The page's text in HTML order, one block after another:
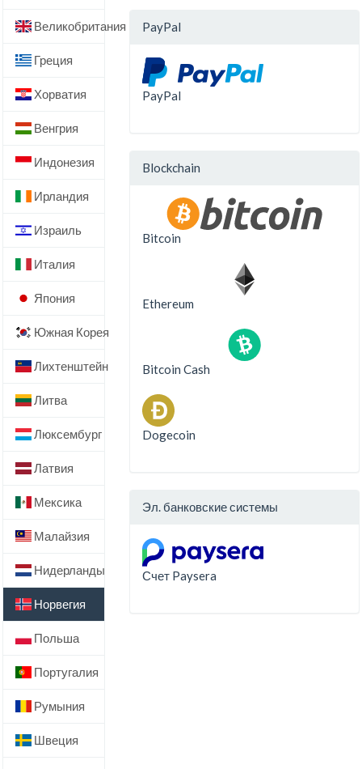
Великобритания
Греция
Хорватия
Венгрия
Индонезия
Ирландия
Израиль
Италия
Япония
Южная Корея
Лихтенштейн
Литва
Люксембург
Латвия
Мексика
Малайзия
Нидерланды
Норвегия
Польша
Португалия
Румыния
Швеция
PayPal
PayPal
Blockchain
Bitcoin
Ethereum
Bitcoin Cash
Dogecoin
Эл. банковские системы
Счет Paysera